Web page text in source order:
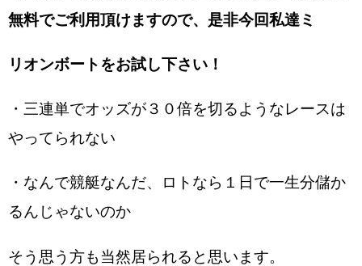
無料でご利用頂けますので、是非今回私達ミ
リオンボートをお試し下さい！
・三連単でオッズが３０倍を切るようなレースは
やってられない
・なんで競艇なんだ、ロトなら１日で一生分儲か
るんじゃないのか
そう思う方も当然居られると思います。